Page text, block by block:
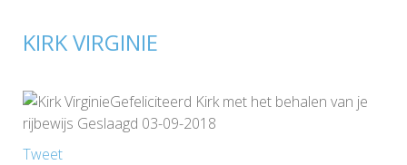
KIRK VIRGINIE
Gefeliciteerd Kirk met het behalen van je
rijbewijs Geslaagd 03-09-2018
Tweet